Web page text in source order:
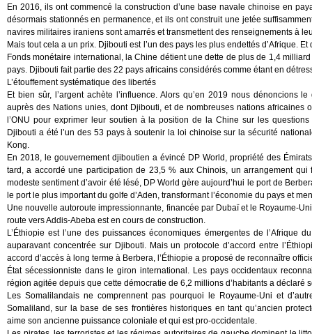
En 2016, ils ont commencé la construction d’une base navale chinoise en
désormais stationnés en permanence, et ils ont construit une jetée
navires militaires iraniens sont amarrés et transmettent des renseignements à
Mais tout cela a un prix. Djibouti est l’un des pays les plus endettés d’Afrique.
Fonds monétaire international, la Chine détient une dette de plus de 1,4
pays. Djibouti fait partie des 22 pays africains considérés comme étant en
L’étouffement systématique des libertés
Et bien sûr, l’argent achète l’influence. Alors qu’en 2019 nous
auprès des Nations unies, dont Djibouti, et de nombreuses nations
l’ONU pour exprimer leur soutien à la position de la Chine sur les
Djibouti a été l’un des 53 pays à soutenir la loi chinoise sur la sécurité
Kong.
En 2018, le gouvernement djiboutien a évincé DP World, propriété des
tard, a accordé une participation de 23,5 % aux Chinois, un arrangement qui
modeste sentiment d’avoir été lésé, DP World gère aujourd’hui le port de
le port le plus important du golfe d’Aden, transformant l’économie du pays et
Une nouvelle autoroute impressionnante, financée par Dubaï et le Royaume-
route vers Addis-Abeba est en cours de construction.
L’Éthiopie est l’une des puissances économiques émergentes de
auparavant concentrée sur Djibouti. Mais un protocole d’accord entre
accord d’accès à long terme à Berbera, l’Éthiopie a proposé de reconnaître
État sécessionniste dans le giron international. Les pays occidentaux
région agitée depuis que cette démocratie de 6,2 millions d’habitants a déclaré
Les Somalilandais ne comprennent pas pourquoi le Royaume-Uni et
Somaliland, sur la base de ses frontières historiques en tant qu’ancien
aime son ancienne puissance coloniale et qui est pro-occidentale.